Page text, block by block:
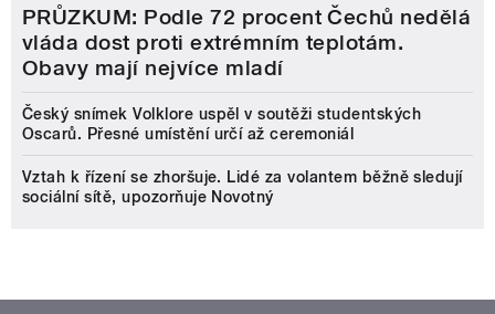
PRŮZKUM: Podle 72 procent Čechů nedělá
vláda dost proti extrémním teplotám.
Obavy mají nejvíce mladí
Český snímek Volklore uspěl v soutěži studentských
Oscarů. Přesné umístění určí až ceremoniál
Vztah k řízení se zhoršuje. Lidé za volantem běžně sledují
sociální sítě, upozorňuje Novotný